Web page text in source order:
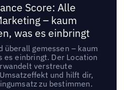
Score: Alle
– kaum
was es einbringt
überall gemessen – kaum
es einbringt. Der Location
verstreute
und hilft dir,
zu bestimmen.